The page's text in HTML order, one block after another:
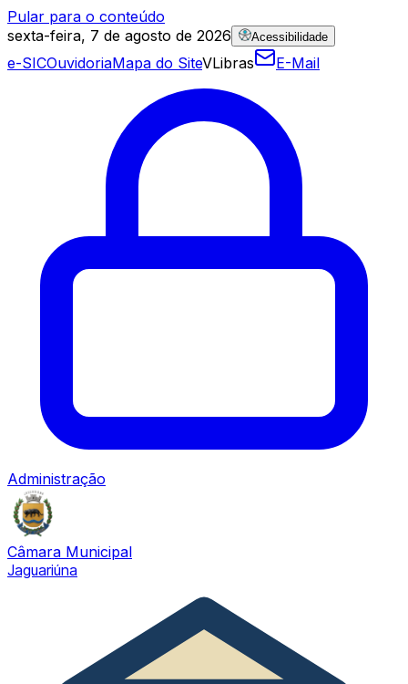
Pular para o conteúdo
sexta-feira, 7 de agosto de 2026
Acessibilidade
e-SICOuvidoriaMapa do SiteVLibras E-Mail
Administração
Câmara Municipal
Jaguariúna